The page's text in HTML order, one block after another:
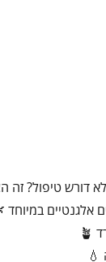
דורש טיפול? זה
אלגנטיים במיוחד
💧